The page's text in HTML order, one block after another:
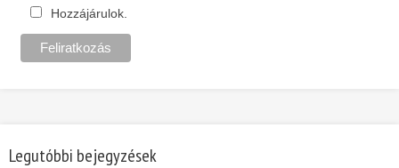
Hozzájárulok.
Legutóbbi bejegyzések